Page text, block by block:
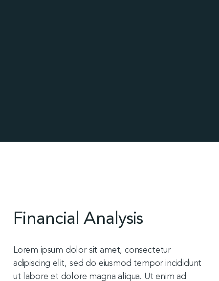
Financial Analysis
Lorem ipsum dolor sit amet, consectetur
adipiscing elit, sed do eiusmod tempor incididunt
ut labore et dolore magna aliqua. Ut enim ad